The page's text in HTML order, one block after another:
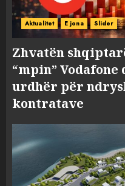
Aktualitet E jona Slider
Zhvatën
“mpin” Vodafone
urdhër për
kontratave